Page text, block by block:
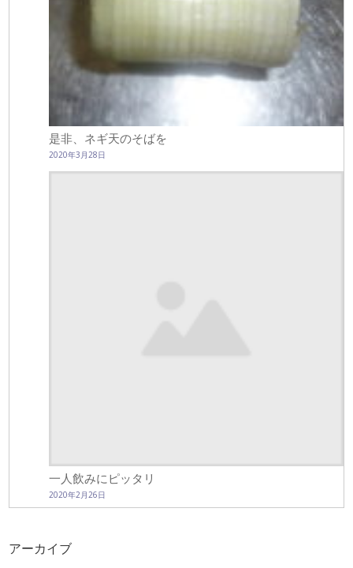
是非、ネギ天のそばを
2020年3月28日
一人飲みにピッタリ
2020年2月26日
アーカイブ